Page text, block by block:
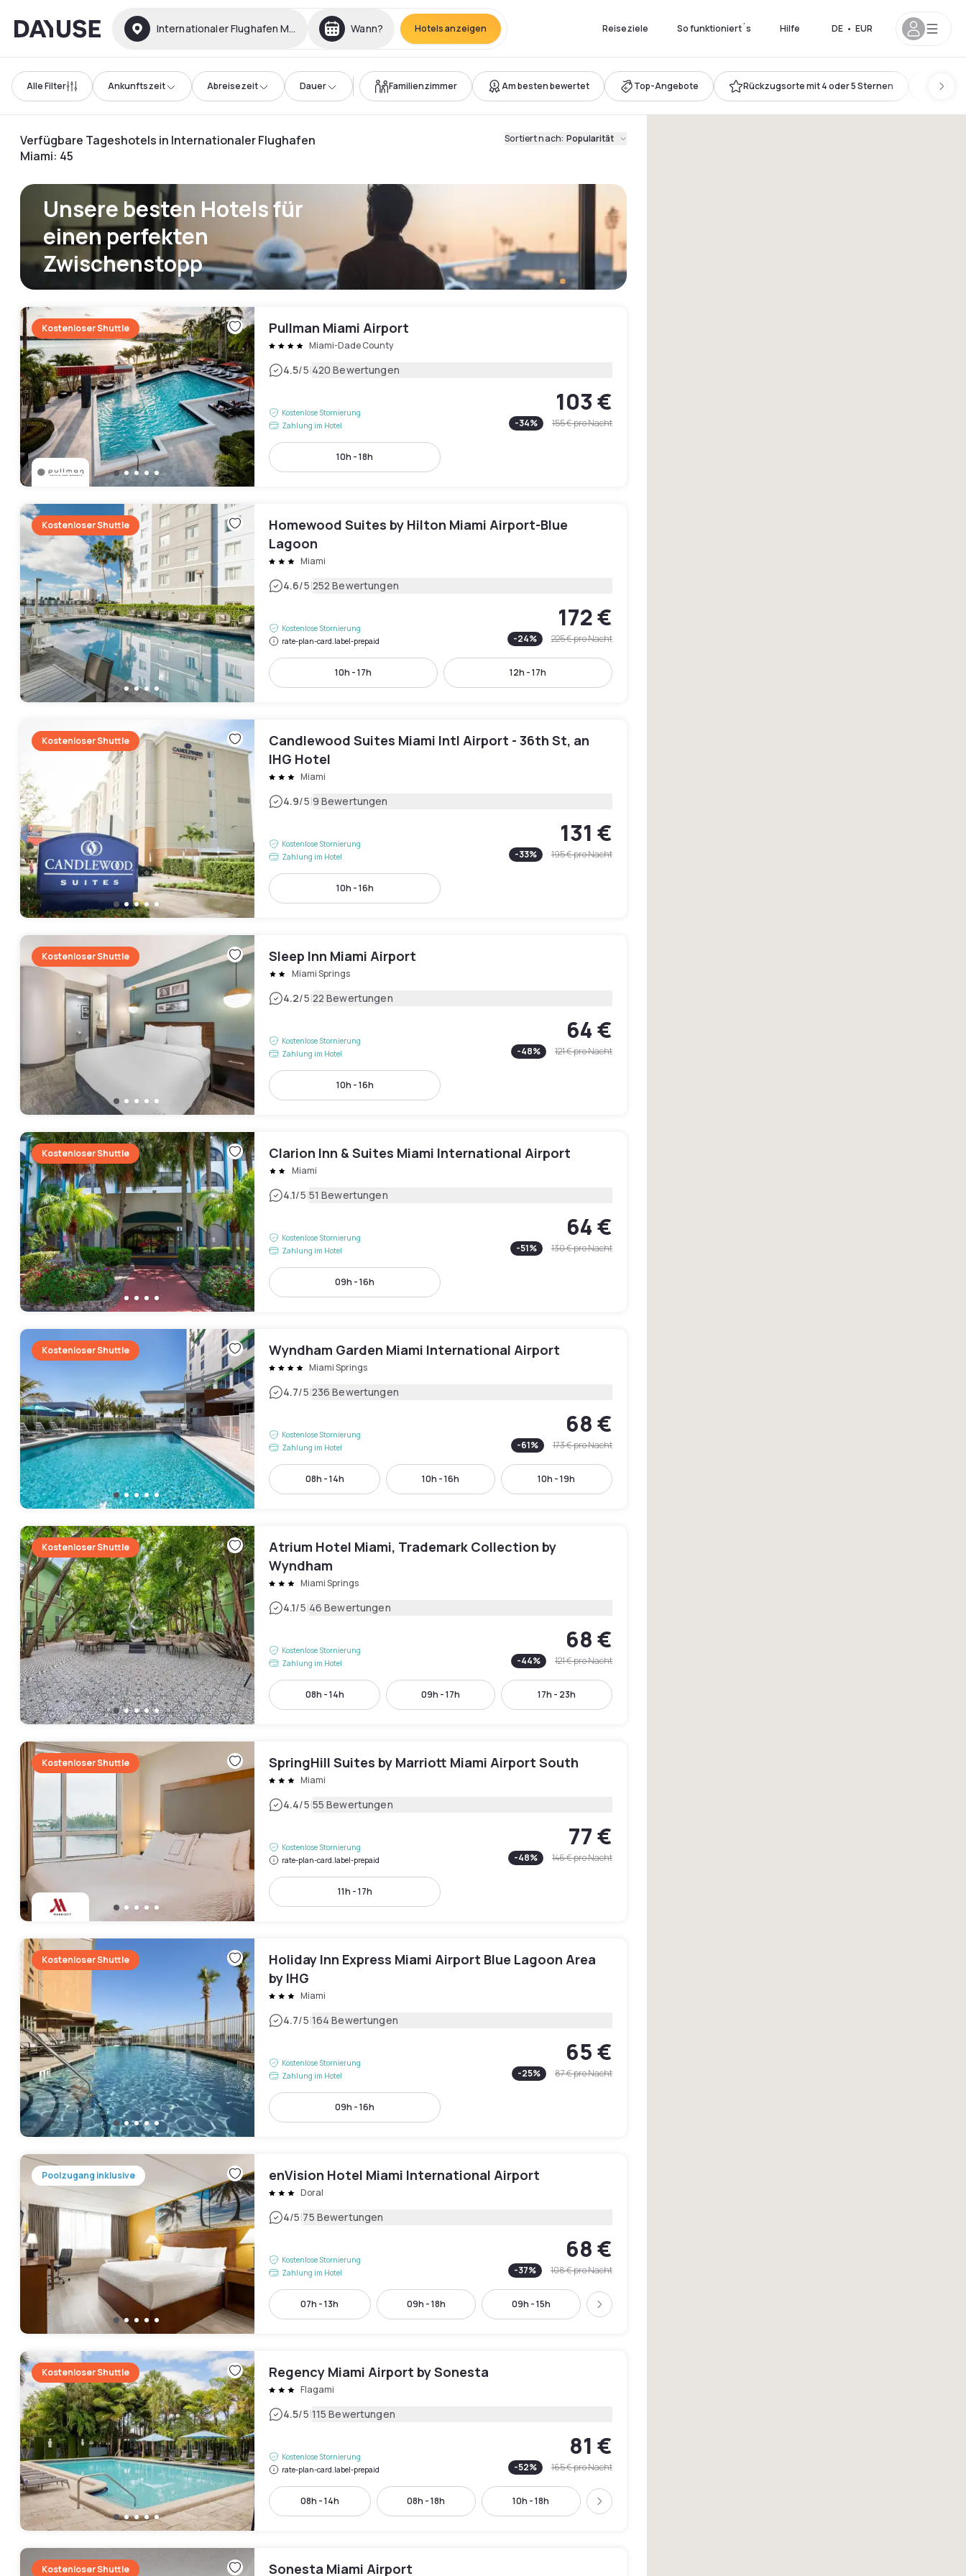
Dayuse Internationaler Flughafen Miami Wann? Hotels anzeigen Reiseziele So funktioniert´s Hilfe DE • EUR
Alle Filter Ankunftszeit Abreisezeit Dauer Familienzimmer Am besten bewertet Top-Angebote Rückzugsorte mit 4 oder 5 Sternen
Verfügbare Tageshotels in Internationaler Flughafen
Miami: 45
Sortiert nach: Popularität
Unsere besten Hotels für
einen perfekten
Zwischenstopp
Kostenloser Shuttle Pullman Miami Airport
Miami-Dade County
4.5/5|420 Bewertungen
Kostenlose Stornierung
Zahlung im Hotel
103 €
-34% 155 €pro Nacht
10h - 18h
Kostenloser Shuttle
Homewood Suites by Hilton Miami Airport-Blue
Lagoon
Miami
4.6/5|252 Bewertungen
Kostenlose Stornierung
rate-plan-card.label-prepaid
172 €
-24% 225 €pro Nacht
10h - 17h 12h - 17h
Kostenloser Shuttle
Candlewood Suites Miami Intl Airport - 36th St, an
IHG Hotel
Miami
4.9/5|9 Bewertungen
Kostenlose Stornierung
Zahlung im Hotel
131 €
-33% 195 €pro Nacht
10h - 16h
Kostenloser Shuttle Sleep Inn Miami Airport
Miami Springs
4.2/5|22 Bewertungen
Kostenlose Stornierung
Zahlung im Hotel
64 €
-48% 121 €pro Nacht
10h - 16h
Kostenloser Shuttle Clarion Inn & Suites Miami International Airport
Miami
4.1/5|51 Bewertungen
Kostenlose Stornierung
Zahlung im Hotel
64 €
-51% 130 €pro Nacht
09h - 16h
Kostenloser Shuttle Wyndham Garden Miami International Airport
Miami Springs
4.7/5|236 Bewertungen
Kostenlose Stornierung
Zahlung im Hotel
68 €
-61% 173 €pro Nacht
08h - 14h 10h - 16h 10h - 19h
Kostenloser Shuttle
Atrium Hotel Miami, Trademark Collection by
Wyndham
Miami Springs
4.1/5|46 Bewertungen
Kostenlose Stornierung
Zahlung im Hotel
68 €
-44% 121 €pro Nacht
08h - 14h 09h - 17h 17h - 23h
Kostenloser Shuttle SpringHill Suites by Marriott Miami Airport South
Miami
4.4/5|55 Bewertungen
Kostenlose Stornierung
rate-plan-card.label-prepaid
77 €
-48% 146 €pro Nacht
11h - 17h
Kostenloser Shuttle
Holiday Inn Express Miami Airport Blue Lagoon Area
by IHG
Miami
4.7/5|164 Bewertungen
Kostenlose Stornierung
Zahlung im Hotel
65 €
-25% 87 €pro Nacht
09h - 16h
Poolzugang inklusive enVision Hotel Miami International Airport
Doral
4/5|75 Bewertungen
Kostenlose Stornierung
Zahlung im Hotel
68 €
-37% 108 €pro Nacht
07h - 13h 09h - 18h 09h - 15h Weiter
Kostenloser Shuttle Regency Miami Airport by Sonesta
Flagami
4.5/5|115 Bewertungen
Kostenlose Stornierung
rate-plan-card.label-prepaid
81 €
-52% 165 €pro Nacht
08h - 14h 08h - 18h 10h - 18h Weiter
Kostenloser Shuttle Sonesta Miami Airport